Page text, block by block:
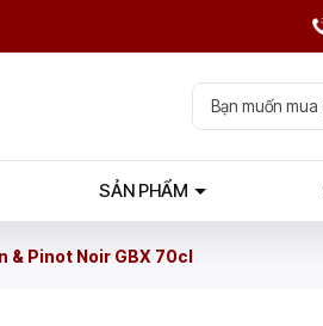
SẢN PHẨM
& Pinot Noir GBX 70cl